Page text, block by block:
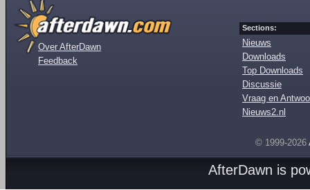
Over AfterDawn
Feedback
Sections:
Nieuws
Downloads
Top Downloads
Discussie
Vraag en
Nieuws2.nl
© 1999-2026
AfterDawn is